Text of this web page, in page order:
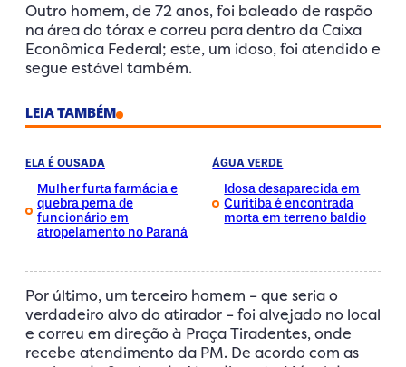
Outro homem, de 72 anos, foi baleado de raspão
na área do tórax e correu para dentro da Caixa
Econômica Federal; este, um idoso, foi atendido e
segue estável também.
LEIA TAMBÉM
ELA É OUSADA
Mulher furta farmácia e
quebra perna de
funcionário em
atropelamento no Paraná
ÁGUA VERDE
Idosa desaparecida em
Curitiba é encontrada
morta em terreno baldio
Por último, um terceiro homem – que seria o
verdadeiro alvo do atirador – foi alvejado no local
e correu em direção à Praça Tiradentes, onde
recebe atendimento da PM. De acordo com as